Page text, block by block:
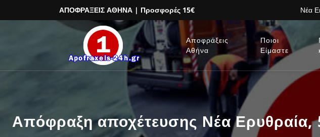
ΑΠΟΦΡΑΞΕΙΣ ΑΘΗΝΑ | Προσφορές 15€ Νέα
Αποφράξεις
Αθήνα
Ποιοι
Είμαστε
Απόφραξη αποχέτευσης Νέα